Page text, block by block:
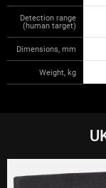
Detection range
(human target)
Dimensions, mm
Weight, kg